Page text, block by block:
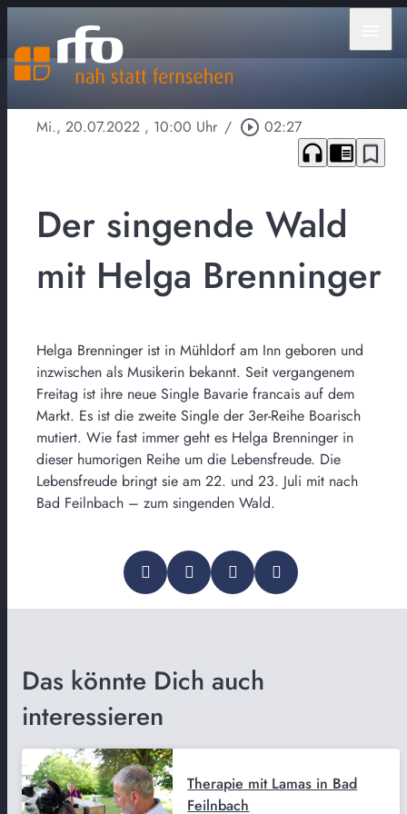
Mi., 20.07.2022 , 10:00 Uhr / play_circle_outline 02:27
headphones chrome_reader_mode bookmark_border
Der singende Wald
mit Helga Brenninger
Helga Brenninger ist in Mühldorf am Inn geboren und
inzwischen als Musikerin bekannt. Seit vergangenem
Freitag ist ihre neue Single Bavarie francais auf dem
Markt. Es ist die zweite Single der 3er-Reihe Boarisch
mutiert. Wie fast immer geht es Helga Brenninger in
dieser humorigen Reihe um die Lebensfreude. Die
Lebensfreude bringt sie am 22. und 23. Juli mit nach
Bad Feilnbach – zum singenden Wald.
Das könnte Dich auch
interessieren
Therapie mit Lamas in Bad
Feilnbach